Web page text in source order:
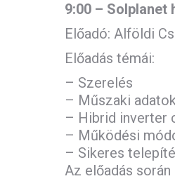
9:00 –
Előadó: Alföldi
Előadás témái:
– Szerelés
– Műszaki
– Hibrid inverter
– Működési
– Sikeres
Az előadás